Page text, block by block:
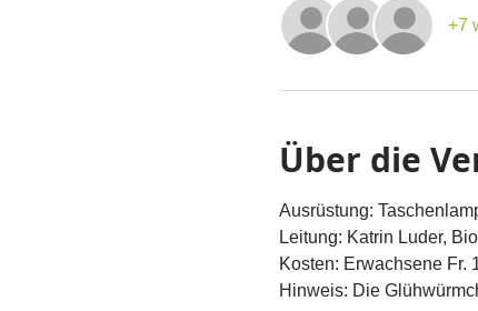
+7
Über die
Ausrüstung:
Leitung: Katrin Luder,
Kosten: Erwachsene Fr.
Hinweis: Die